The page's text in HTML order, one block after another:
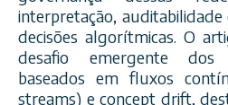
interpretação, auditabilidade
decisões algorítmicas. O
desafio emergente dos
baseados em fluxos
streams) e concept drift,